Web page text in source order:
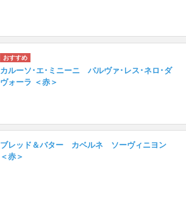
カルーソ･エ･ミニーニ パルヴァ･レス･ネロ･ダ
ヴォーラ ＜赤＞
ブレッド＆バター カベルネ ソーヴィニヨン
＜赤＞